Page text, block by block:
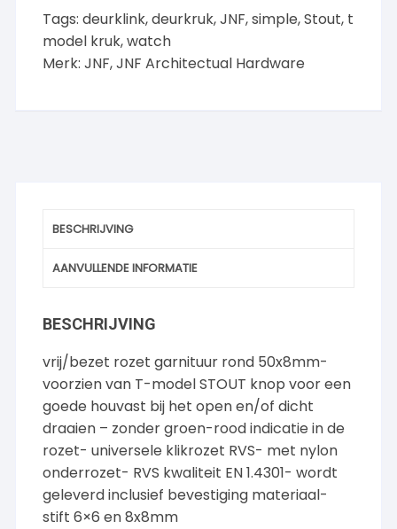
Tags:deurklink,deurkruk,JNF,simple,Stout, t
model kruk,watch
Merk:JNF,JNF Architectual Hardware
BESCHRIJVING
AANVULLENDE INFORMATIE
BESCHRIJVING
vrij/bezet rozet garnituur rond 50x8mm-
voorzien van T-model STOUT knop voor een
goede houvast bij het open en/of dicht
draaien – zonder groen-rood indicatie in de
rozet- universele klikrozet RVS- met nylon
onderrozet- RVS kwaliteit EN 1.4301- wordt
geleverd inclusief bevestiging materiaal-
stift 6×6 en 8x8mm